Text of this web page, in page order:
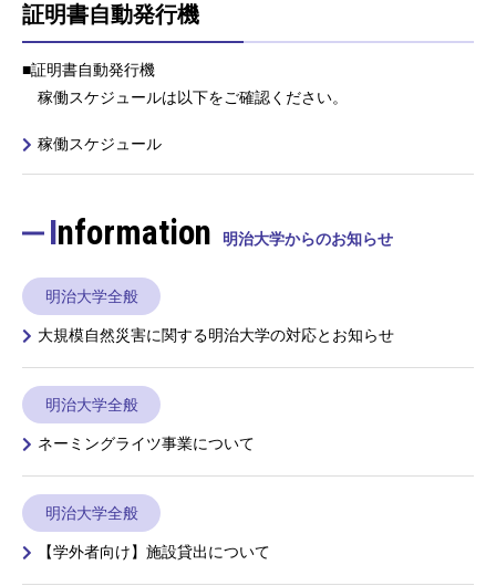
証明書自動発行機
■証明書自動発行機
稼働スケジュールは以下をご確認ください。
稼働スケジュール
Information 明治大学からのお知らせ
明治大学全般
大規模自然災害に関する明治大学の対応とお知らせ
明治大学全般
ネーミングライツ事業について
明治大学全般
【学外者向け】施設貸出について